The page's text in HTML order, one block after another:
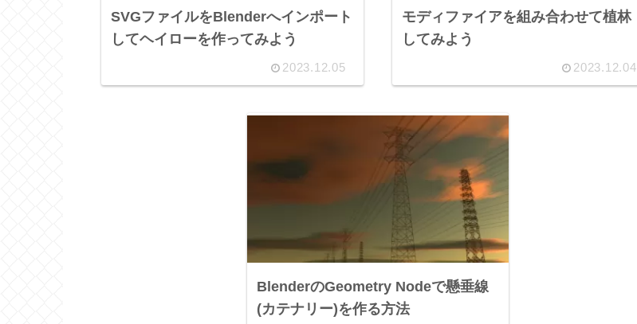
SVGファイルをBlenderへインポート
してヘイローを作ってみよう
2023.12.05
モディファイアを組み合わせて植林
してみよう
2023.12.04
BlenderのGeometry Nodeで懸垂線
(カテナリー)を作る方法